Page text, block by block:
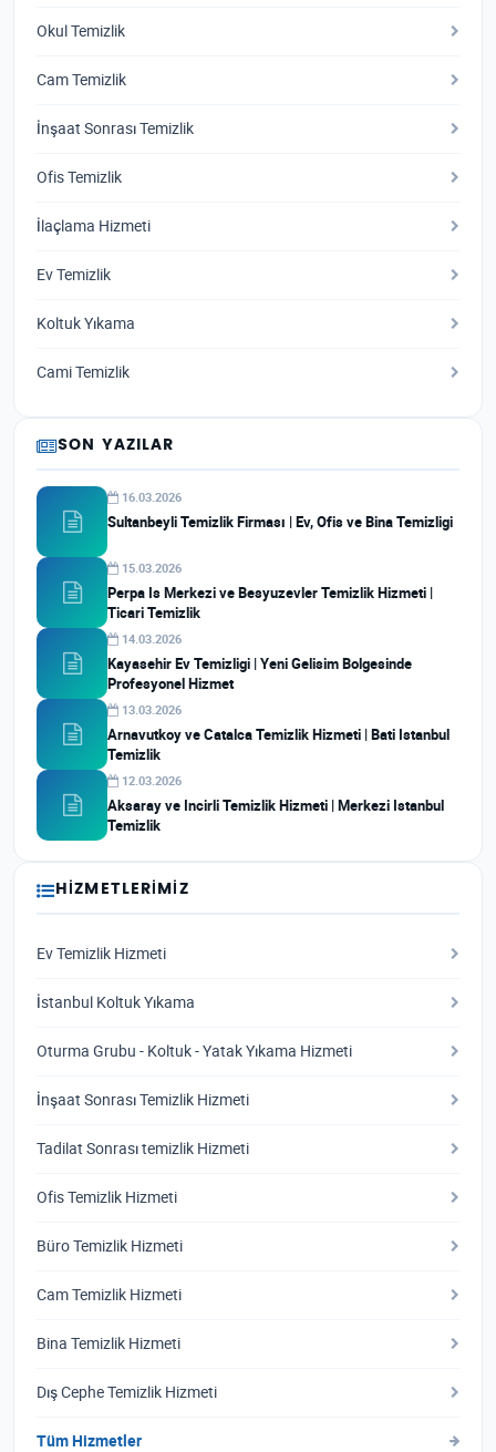
Okul Temizlik
Cam Temizlik
İnşaat Sonrası Temizlik
Ofis Temizlik
İlaçlama Hizmeti
Ev Temizlik
Koltuk Yıkama
Cami Temizlik
SON YAZILAR
16.03.2026
Sultanbeyli Temizlik Firması | Ev, Ofis ve Bina Temizligi
15.03.2026
Perpa Is Merkezi ve Besyuzevler Temizlik Hizmeti |
Ticari Temizlik
14.03.2026
Kayasehir Ev Temizligi | Yeni Gelisim Bolgesinde
Profesyonel Hizmet
13.03.2026
Arnavutkoy ve Catalca Temizlik Hizmeti | Bati Istanbul
Temizlik
12.03.2026
Aksaray ve Incirli Temizlik Hizmeti | Merkezi Istanbul
Temizlik
HIZMETLERIMIZ
Ev Temizlik Hizmeti
İstanbul Koltuk Yıkama
Oturma Grubu - Koltuk - Yatak Yıkama Hizmeti
İnşaat Sonrası Temizlik Hizmeti
Tadilat Sonrası temizlik Hizmeti
Ofis Temizlik Hizmeti
Büro Temizlik Hizmeti
Cam Temizlik Hizmeti
Bina Temizlik Hizmeti
Dış Cephe Temizlik Hizmeti
Tüm Hizmetler